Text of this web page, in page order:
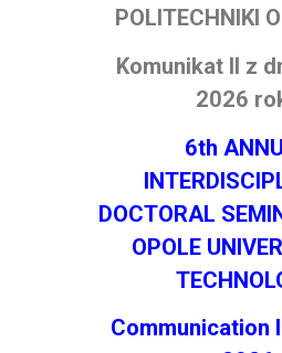
POLITECHNIKI
Komunikat II z
2026
6th
DOCTORAL
OPOLE
Communication